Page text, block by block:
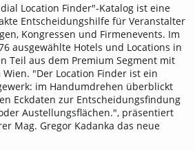
Location Finder"-Katalog ist eine
Entscheidungshilfe für Veranstalter
Kongressen und Firmenevents. Im
ausgewählte Hotels und Locations in
Teil aus dem Premium Segment mit
"Der Location Finder ist ein
im Handumdrehen überblickt
Eckdaten zur Entscheidungsfindung
Austellungsflächen.", präsentiert
Mag. Gregor Kadanka das neue